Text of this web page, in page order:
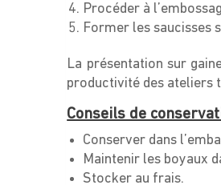
Procéder à
Former les saucisses
La présentation sur
productivité des ateliers
Conseils de
Conserver dans
Maintenir les boyaux
Stocker au frais.